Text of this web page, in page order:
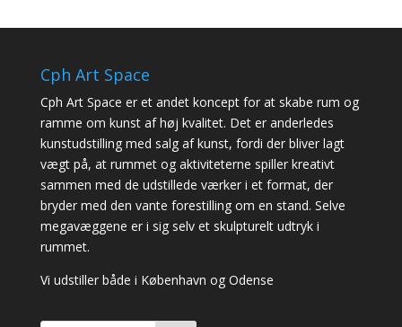
Cph Art Space
Cph Art Space er et andet koncept for at skabe rum og
ramme om kunst af høj kvalitet. Det er anderledes
kunstudstilling med salg af kunst, fordi der bliver lagt
vægt på, at rummet og aktiviteterne spiller kreativt
sammen med de udstillede værker i et format, der
bryder med den vante forestilling om en stand. Selve
megavæggene er i sig selv et skulpturelt udtryk i
rummet.
Vi udstiller både i København og Odense